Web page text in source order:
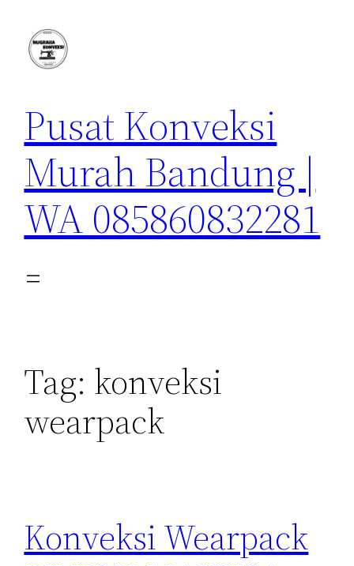
konten
Pusat Konveksi
Murah Bandung |
WA 085860832281
Tag: konveksi
wearpack
Konveksi Wearpack